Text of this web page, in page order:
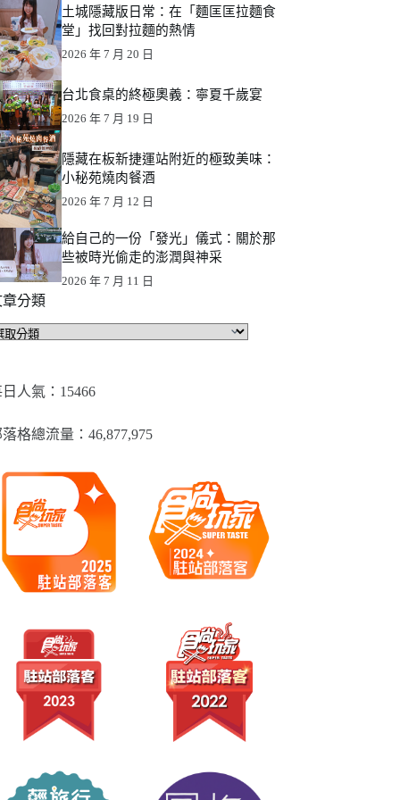
土城隱藏版日常：在「麵匡匡拉麵食
堂」找回對拉麵的熱情
2026 年 7 月 20 日
台北食桌的終極奧義：寧夏千歲宴
2026 年 7 月 19 日
隱藏在板新捷運站附近的極致美味：
小秘苑燒肉餐酒
2026 年 7 月 12 日
給自己的一份「發光」儀式：關於那
些被時光偷走的澎潤與神采
2026 年 7 月 11 日
分類
人氣：15466
格總流量：​46,877,975